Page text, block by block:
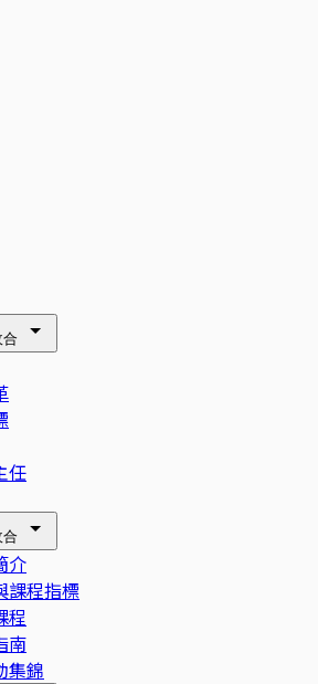
合
任
合
介
課程指標
程
南
集錦